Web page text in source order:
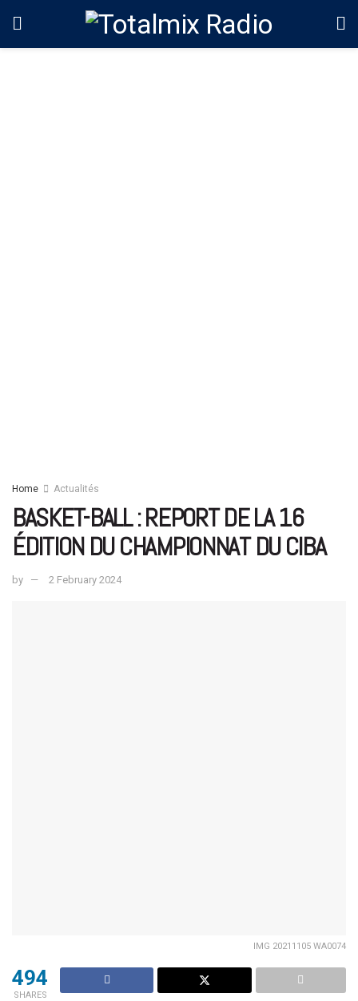
Home Actualités
BASKET-BALL : REPORT DE LA 16
ÉDITION DU CHAMPIONNAT DU CIBA
by 2 February 2024
IMG 20211105 WA0074
494
SHARES